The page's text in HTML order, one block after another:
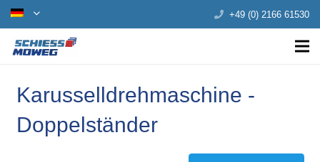
+49 (0) 2166 61530
Karusselldrehmaschine -
Doppelständer